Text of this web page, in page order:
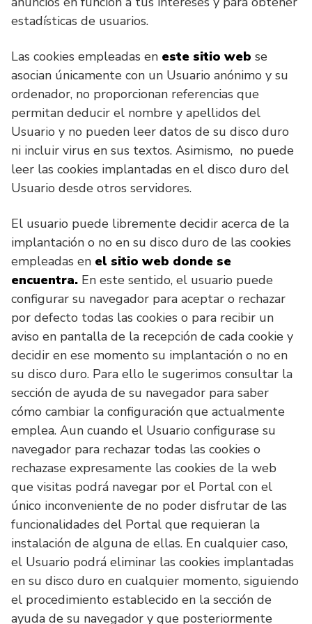
estadísticas de usuarios.
Las cookies empleadas en este sitio web se
asocian únicamente con un Usuario anónimo y su
ordenador, no proporcionan referencias que
permitan deducir el nombre y apellidos del
Usuario y no pueden leer datos de su disco duro
ni incluir virus en sus textos. Asimismo, no puede
leer las cookies implantadas en el disco duro del
Usuario desde otros servidores.
El usuario puede libremente decidir acerca de la
implantación o no en su disco duro de las cookies
empleadas en el sitio web donde se
encuentra. En este sentido, el usuario puede
configurar su navegador para aceptar o rechazar
por defecto todas las cookies o para recibir un
aviso en pantalla de la recepción de cada cookie y
decidir en ese momento su implantación o no en
su disco duro. Para ello le sugerimos consultar la
sección de ayuda de su navegador para saber
cómo cambiar la configuración que actualmente
emplea. Aun cuando el Usuario configurase su
navegador para rechazar todas las cookies o
rechazase expresamente las cookies de la web
que visitas podrá navegar por el Portal con el
único inconveniente de no poder disfrutar de las
funcionalidades del Portal que requieran la
instalación de alguna de ellas. En cualquier caso,
el Usuario podrá eliminar las cookies implantadas
en su disco duro en cualquier momento, siguiendo
el procedimiento establecido en la sección de
ayuda de su navegador y que posteriormente